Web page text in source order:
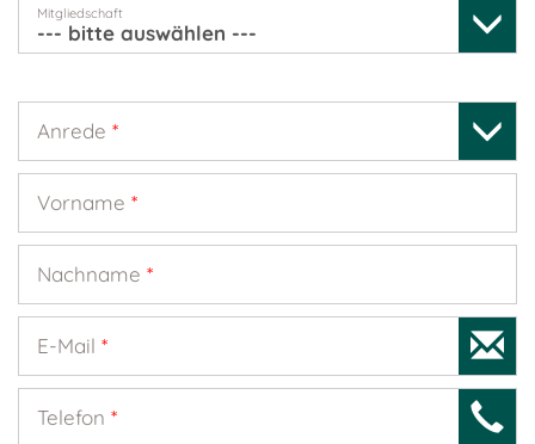
Mitgliedschaft
Anrede *
Vorname *
Nachname *
E-Mail *
Telefon *